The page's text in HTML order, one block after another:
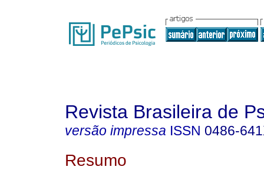
Revista Brasileira de
versão impressa ISSN 0486-
Resumo